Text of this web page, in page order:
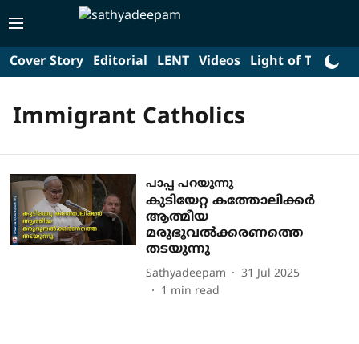
Cover Story Editorial LENT Videos Light of Truth
Immigrant Catholics
പാപ്പ പറയുന്നു
കുടിയേറ്റ കത്തോലിക്കര്‍
ആത്മീയ
മരുഭൂവല്‍ക്കരണത്തെ
തടയുന്നു
Sathyadeepam
31 Jul 2025
1 min read